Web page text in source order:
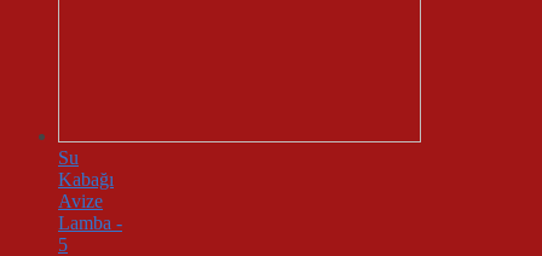
Su
Kabağı
Avize
Lamba -
5